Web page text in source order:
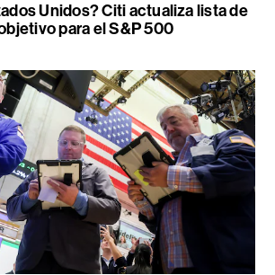
Unidos? Citi actualiza lista de
para el S&P 500